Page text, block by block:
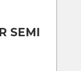
SEMI